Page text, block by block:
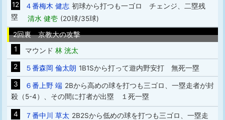
12
４番梅木 健志 初球から打つも一ゴロ チェンジ、二塁残
塁 清水 健壱 (20球/35球)
2回裏 京教大の攻撃
1
マウンド 林 洸太
2
５番森岡 倫太朗 1B1Sから打って遊内野安打 無死一塁
3
６番上野 端 2Bから高めの球を打つも三ゴロ、一塁走者が封
殺（5-4）、その間に打者が出塁 １死一塁
4 ７番中川 草太 2B2Sから低めの球を打つも三ゴロ、一塁走